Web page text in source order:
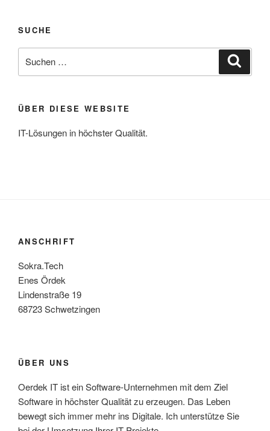
SUCHE
nach:
ÜBER DIESE WEBSITE
IT-Lösungen in höchster Qualität.
ANSCHRIFT
Sokra.Tech
Enes Ördek
Lindenstraße 19
68723 Schwetzingen
ÜBER UNS
Oerdek IT ist ein Software-Unternehmen mit dem Ziel
Software in höchster Qualität zu erzeugen. Das Leben
bewegt sich immer mehr ins Digitale. Ich unterstütze Sie